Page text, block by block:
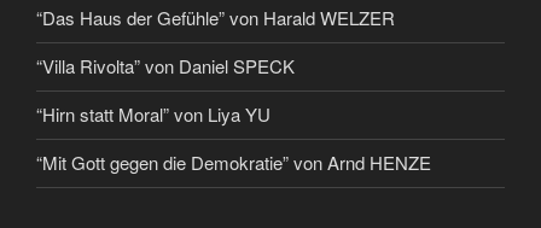
“Das Haus der Gefühle” von Harald WELZER
“Villa Rivolta” von Daniel SPECK
“Hirn statt Moral” von Liya YU
“Mit Gott gegen die Demokratie” von Arnd HENZE